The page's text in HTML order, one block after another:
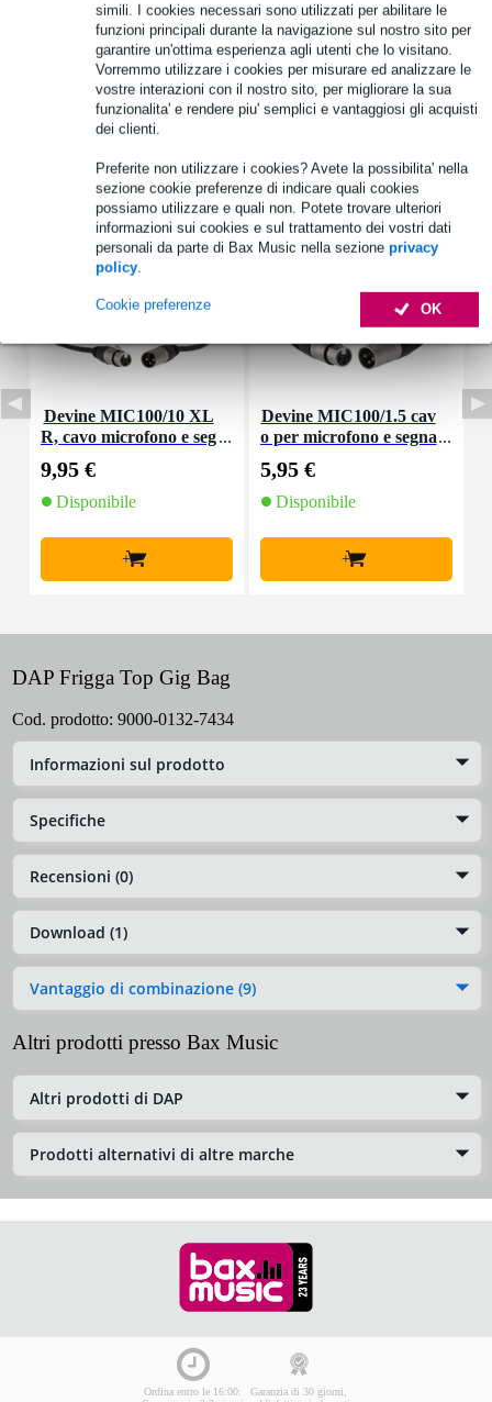
simili. I cookies necessari sono utilizzati per abilitare le
funzioni principali durante la navigazione sul nostro sito per
garantire un'ottima esperienza agli utenti che lo visitano.
Vorremmo utilizzare i cookies per misurare ed analizzare le
vostre interazioni con il nostro sito, per migliorare la sua
funzionalita' e rendere piu' semplici e vantaggiosi gli acquisti
dei clienti.
Preferite non utilizzare i cookies? Avete la possibilita' nella
sezione cookie preferenze di indicare quali cookies
possiamo utilizzare e quali non. Potete trovare ulteriori
informazioni sui cookies e sul trattamento dei vostri dati
personali da parte di Bax Music nella sezione privacy
policy.
OK
Cookie preferenze
borsa per il trasporto di top, colonna e accessori DAP Frigga
colore: nero
materiale: Cordura
Specifiche complete
Accessori (16)
Devine MIC100/10 XL
R, cavo microfono e seg
9,95 €
Disponibile
+
Devine MIC100/1.5 cav
o per microfono e segna
5,95 €
Disponibile
+
DAP Frigga Top Gig Bag
Cod. prodotto: 9000-0132-7434
Informazioni sul prodotto
Specifiche
Recensioni (0)
Download (1)
Vantaggio di combinazione (9)
Altri prodotti presso Bax Music
Altri prodotti di DAP
Prodotti alternativi di altre marche
Ordina entro le 16:00:
Garanzia di 30 giorni,